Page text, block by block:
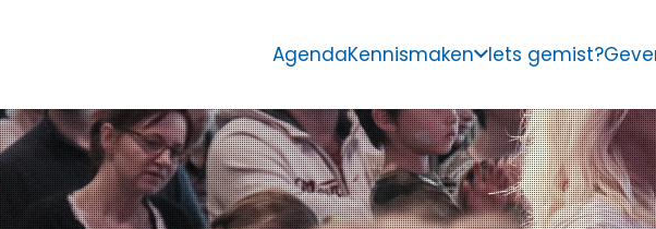
AgendaKennismaken Iets gemist?